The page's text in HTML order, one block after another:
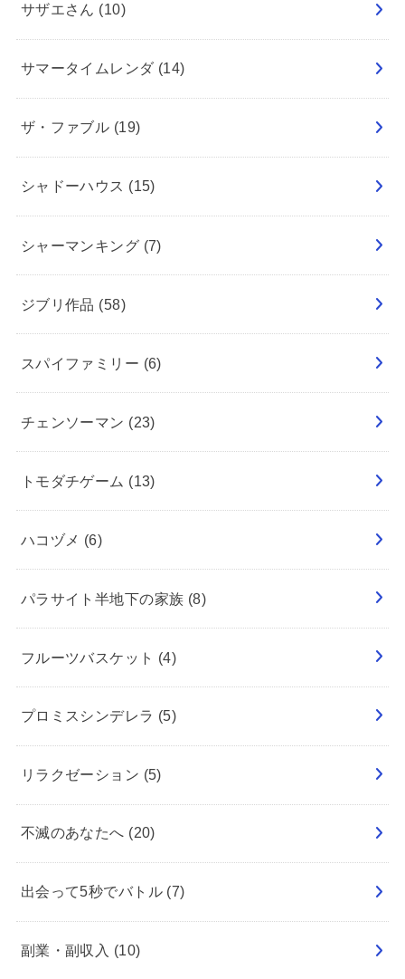
サザエさん (10)
サマータイムレンダ (14)
ザ・ファブル (19)
シャドーハウス (15)
シャーマンキング (7)
ジブリ作品 (58)
スパイファミリー (6)
チェンソーマン (23)
トモダチゲーム (13)
ハコヅメ (6)
パラサイト半地下の家族 (8)
フルーツバスケット (4)
プロミスシンデレラ (5)
リラクゼーション (5)
不滅のあなたへ (20)
出会って5秒でバトル (7)
副業・副収入 (10)